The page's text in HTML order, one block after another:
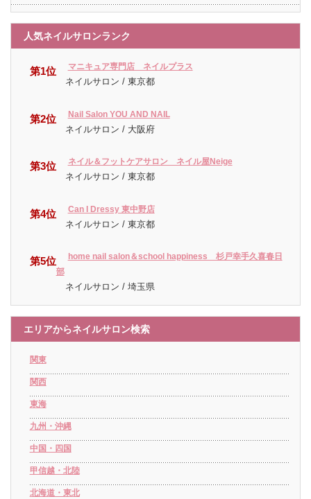
人気ネイルサロンランク
第1位 マニキュア専門店 ネイルプラス
ネイルサロン / 東京都
第2位 Nail Salon YOU AND NAIL
ネイルサロン / 大阪府
第3位 ネイル＆フットケアサロン ネイル屋Neige
ネイルサロン / 東京都
第4位 Can I Dressy 東中野店
ネイルサロン / 東京都
第5位
home nail salon＆school happiness 杉戸幸手久喜春日
部
ネイルサロン / 埼玉県
エリアからネイルサロン検索
関東
関西
東海
九州・沖縄
中国・四国
甲信越・北陸
北海道・東北